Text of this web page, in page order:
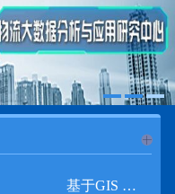
基于GIS 的小城市交通网络分析研究